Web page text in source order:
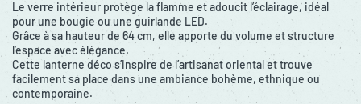
Le verre intérieur protège la flamme et adoucit l’éclairage, idéal
pour une bougie ou une guirlande LED.
Grâce à sa hauteur de 64 cm, elle apporte du volume et structure
l’espace avec élégance.
Cette lanterne déco s’inspire de l’artisanat oriental et trouve
facilement sa place dans une ambiance bohème, ethnique ou
contemporaine.